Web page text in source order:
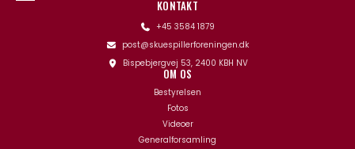
KONTAKT
+45 3584 1879
post@skuespillerforeningen.dk
Bispebjergvej 53, 2400 KBH NV
OM OS
Bestyrelsen
Fotos
Videoer
Generalforsamling